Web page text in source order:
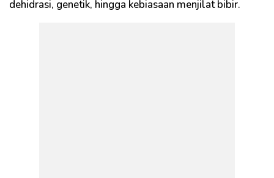
dehidrasi, genetik, hingga kebiasaan menjilat bibir.